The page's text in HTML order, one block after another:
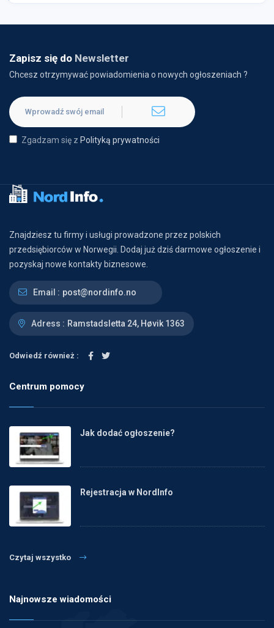
Zapisz się do Newsletter
Chcesz otrzymywać powiadomienia o nowych ogłoszeniach ?
Zgadzam się z Polityką prywatności
Znajdziesz tu firmy i usługi prowadzone przez polskich
przedsiębiorców w Norwegii. Dodaj już dziś darmowe ogłoszenie i
pozyskaj nowe kontakty biznesowe.
Email : post@nordinfo.no
Adress : Ramstadsletta 24, Høvik 1363
Odwiedź również :
Centrum pomocy
Jak dodać ogłoszenie?
Rejestracja w NordInfo
Czytaj wszystko
Najnowsze wiadomości